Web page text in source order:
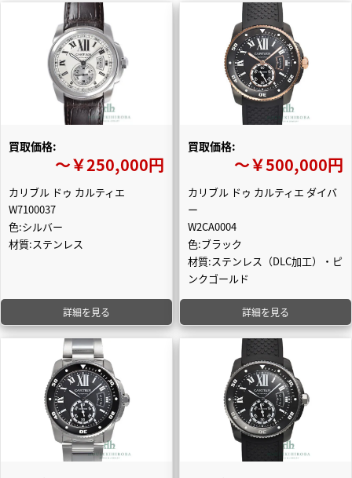
買取価格:
〜￥250,000円
カリブル ドゥ カルティエ
W7100037
色:シルバー
材質:ステンレス
詳細を見る
買取価格:
〜￥500,000円
カリブル ドゥ カルティエ ダイバ
ー
W2CA0004
色:ブラック
材質:ステンレス（DLC加工）・ピ
ンクゴールド
詳細を見る